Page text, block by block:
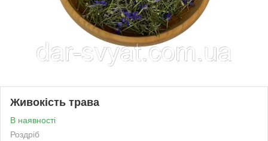
Живокість трава
В наявності
Роздріб